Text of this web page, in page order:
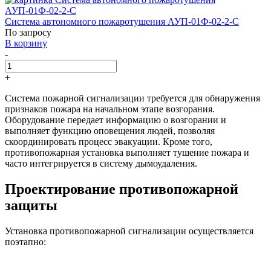
Система автономного пожаротушения АУП-01Ф-02-2-С
По запросу
В корзину
-
+
Система пожарной сигнализации требуется для обнаружения
признаков пожара на начальном этапе возгорания.
Оборудование передает информацию о возгорании и
выполняет функцию оповещения людей, позволяя
скоординировать процесс эвакуации. Кроме того,
противопожарная установка выполняет тушение пожара и
часто интегрируется в систему дымоудаления.
Проектирование противопожарной
защиты
Установка противопожарной сигнализации осуществляется
поэтапно: